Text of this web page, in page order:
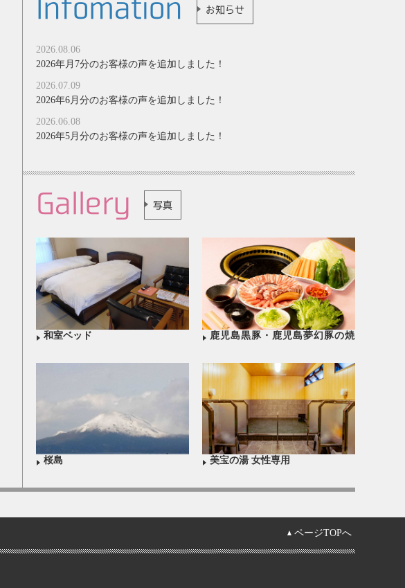
Infomation お知らせ
2026.08.06
2026年月7分のお客様の声を追加しました！
2026.07.09
2026年6月分のお客様の声を追加しました！
2026.06.08
2026年5月分のお客様の声を追加しました！
Gallery 写真
和室ベッド
鹿児島黒豚・鹿児島夢幻豚の焼
桜島 美宝の湯 女性専用
ページTOPへ